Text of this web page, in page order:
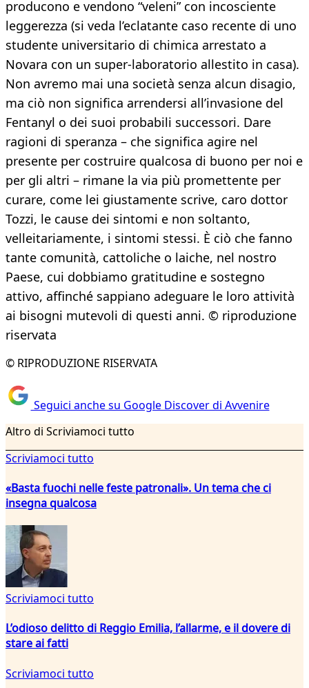
producono e vendono “veleni” con incosciente
leggerezza (si veda l’eclatante caso recente di uno
studente universitario di chimica arrestato a
Novara con un super-laboratorio allestito in casa).
Non avremo mai una società senza alcun disagio,
ma ciò non significa arrendersi all’invasione del
Fentanyl o dei suoi probabili successori. Dare
ragioni di speranza – che significa agire nel
presente per costruire qualcosa di buono per noi e
per gli altri – rimane la via più promettente per
curare, come lei giustamente scrive, caro dottor
Tozzi, le cause dei sintomi e non soltanto,
velleitariamente, i sintomi stessi. È ciò che fanno
tante comunità, cattoliche o laiche, nel nostro
Paese, cui dobbiamo gratitudine e sostegno
attivo, affinché sappiano adeguare le loro attività
ai bisogni mutevoli di questi anni. © riproduzione
riservata
© RIPRODUZIONE RISERVATA
Seguici anche su Google Discover di Avvenire
Altro di Scriviamoci tutto
Scriviamoci tutto
«Basta fuochi nelle feste patronali». Un tema che ci
insegna qualcosa
Scriviamoci tutto
L’odioso delitto di Reggio Emilia, l’allarme, e il dovere di
stare ai fatti
Scriviamoci tutto